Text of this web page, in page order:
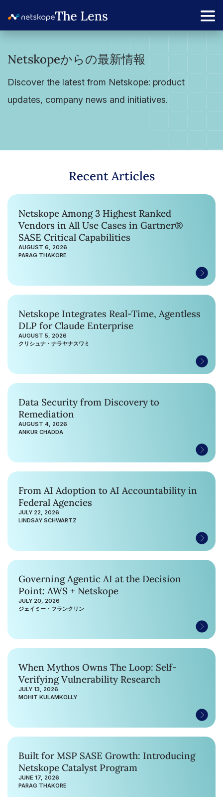
Netskopeからの最新情報
Discover the latest from Netskope: product
updates, company news and initiatives.
Recent Articles
Netskope Among 3 Highest Ranked
Vendors in All Use Cases in Gartner®
SASE Critical Capabilities
AUGUST 6, 2026
PARAG THAKORE
Netskope Integrates Real-Time, Agentless
DLP for Claude Enterprise
AUGUST 5, 2026
クリシュナ・ナラヤナスワミ
Data Security from Discovery to
Remediation
AUGUST 4, 2026
ANKUR CHADDA
From AI Adoption to AI Accountability in
Federal Agencies
JULY 22, 2026
LINDSAY SCHWARTZ
Governing Agentic AI at the Decision
Point: AWS + Netskope
JULY 20, 2026
ジェイミー・フランクリン
When Mythos Owns The Loop: Self-
Verifying Vulnerability Research
JULY 13, 2026
MOHIT KULAMKOLLY
Built for MSP SASE Growth: Introducing
Netskope Catalyst Program
JUNE 17, 2026
PARAG THAKORE